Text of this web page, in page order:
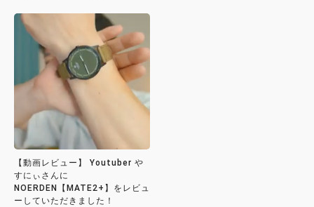
【動画レビュー】 Youtuber や
すにぃさんに
NOERDEN【MATE2+】をレビュ
ーしていただきました！